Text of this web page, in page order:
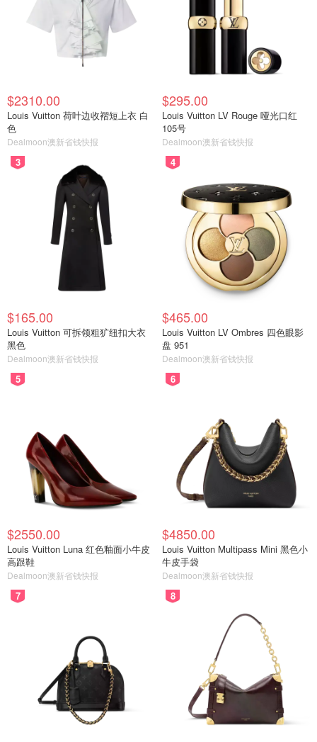
$2310.00
Louis Vuitton 荷叶边收褶短上衣 白
色
Dealmoon澳新省钱快报
$295.00
Louis Vuitton LV Rouge 哑光口红
105号
Dealmoon澳新省钱快报
3
$165.00
Louis Vuitton 可拆领粗犷纽扣大衣
黑色
Dealmoon澳新省钱快报
4
$465.00
Louis Vuitton LV Ombres 四色眼影
盘 951
Dealmoon澳新省钱快报
5
$2550.00
Louis Vuitton Luna 红色釉面小牛皮
高跟鞋
Dealmoon澳新省钱快报
6
$4850.00
Louis Vuitton Multipass Mini 黑色小
牛皮手袋
Dealmoon澳新省钱快报
7 8